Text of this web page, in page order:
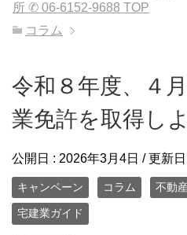
所 ✆ 06-6152-9688 TOP
コラム
令和８年度、４
業免許を取得し
公開日 : 2026年3月4日 / 更新
キャンペーン コラム 不動
宅建業ガイド